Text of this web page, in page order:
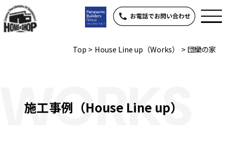
Top > House Line up（Works） > 団欒の家
WORKS
施工事例（House Line up）